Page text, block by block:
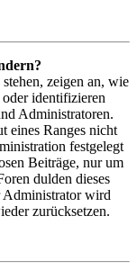
zeigen an, wie
identifizieren
Administratoren.
eines Ranges nicht
festgelegt
Beiträge, nur um
dulden dieses
Administrator wird
zurücksetzen.